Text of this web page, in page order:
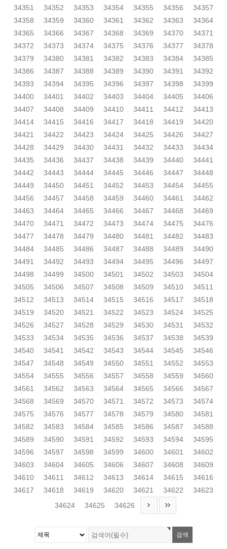
34351
34352 34353 34354 34355 34356
34357
34358
34359 34360 34361 34362 34363
34364
34365
34366 34367 34368 34369 34370
34371
34372
34373 34374 34375 34376 34377
34378
34379
34380 34381 34382 34383 34384
34385
34386
34387 34388 34389 34390 34391
34392
34393
34394 34395 34396 34397 34398
34399
34400
34401 34402 34403 34404 34405
34406
34407
34408 34409 34410 34411 34412
34413
34414
34415 34416 34417 34418 34419
34420
34421
34422 34423 34424 34425 34426
34427
34428
34429 34430 34431 34432 34433
34434
34435
34436 34437 34438 34439 34440
34441
34442
34443 34444 34445 34446 34447
34448
34449
34450 34451 34452 34453 34454
34455
34456
34457 34458 34459 34460 34461
34462
34463
34464 34465 34466 34467 34468
34469
34470
34471 34472 34473 34474 34475
34476
34477
34478 34479 34480 34481 34482
34483
34484
34485 34486 34487 34488 34489
34490
34491
34492 34493 34494 34495 34496
34497
34498
34499 34500 34501 34502 34503
34504
34505
34506 34507 34508 34509 34510
34511
34512
34513 34514 34515 34516 34517
34518
34519
34520 34521 34522 34523 34524
34525
34526
34527 34528 34529 34530 34531
34532
34533
34534 34535 34536 34537 34538
34539
34540
34541 34542 34543 34544 34545
34546
34547
34548 34549 34550 34551 34552
34553
34554
34555 34556 34557 34558 34559
34560
34561
34562 34563 34564 34565 34566
34567
34568
34569 34570 34571 34572 34573
34574
34575
34576 34577 34578 34579 34580
34581
34582
34583 34584 34585 34586 34587
34588
34589
34590 34591 34592 34593 34594
34595
34596
34597 34598 34599 34600 34601
34602
34603
34604 34605 34606 34607 34608
34609
34610
34611 34612 34613 34614 34615
34616
34617
34618 34619 34620 34621 34622
34623
34624
34625 34626